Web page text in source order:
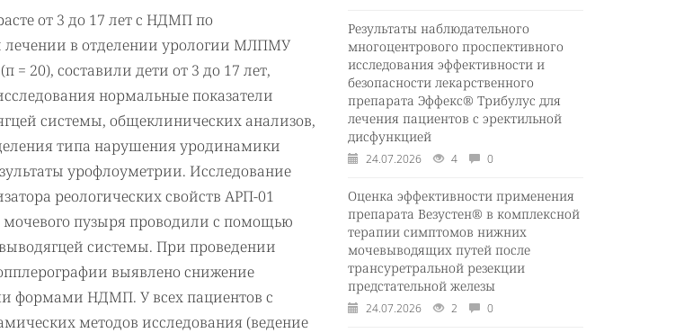
от 3 до 17 лет с НДМП по
лечении в отделении урологии МЛПМУ
= 20), составили дети от 3 до 17 лет,
нормальные показатели
системы, общеклинических анализов,
типа нарушения уродинамики
урофлоуметрии. Исследование
реологических свойств АРП-01
пузыря проводили с помощью
системы. При проведении
выявлено снижение
формами НДМП. У всех пациентов с
методов исследования (ведение
Результаты наблюдательного
многоцентрового проспективного
исследования эффективности и
безопасности лекарственного
препарата Эффекс® Трибулус для
лечения пациентов с эректильной
дисфункцией
24.07.2026 4 0
Оценка эффективности применения
препарата Везустен® в комплексной
терапии симптомов нижних
мочевыводящих путей после
трансуретральной резекции
предстательной железы
24.07.2026 2 0